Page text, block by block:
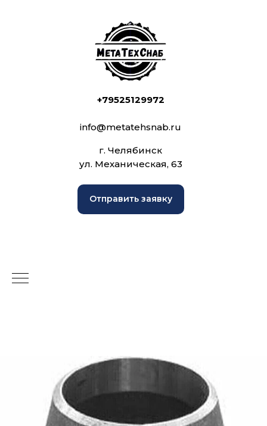
+79525129972
info@metatehsnab.ru
г. Челябинск
ул. Механическая, 63
Отправить заявку